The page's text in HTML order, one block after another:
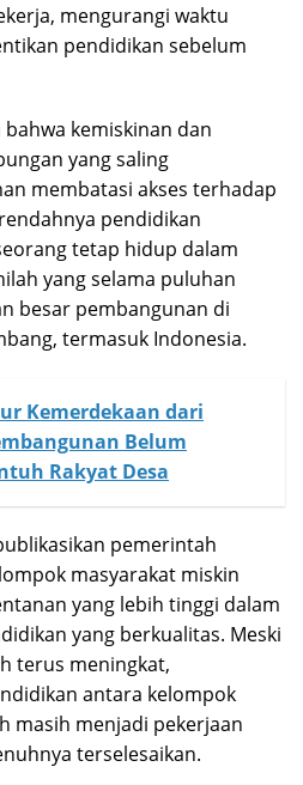
mengurangi waktu
pendidikan sebelum
kemiskinan dan
yang saling
membatasi akses terhadap
pendidikan
tetap hidup dalam
yang selama puluhan
besar pembangunan di
termasuk Indonesia.
Kemerdekaan dari
Belum
Rakyat Desa
pemerintah
masyarakat miskin
yang lebih tinggi dalam
yang berkualitas. Meski
terus meningkat,
antara kelompok
masih menjadi pekerjaan
terselesaikan.